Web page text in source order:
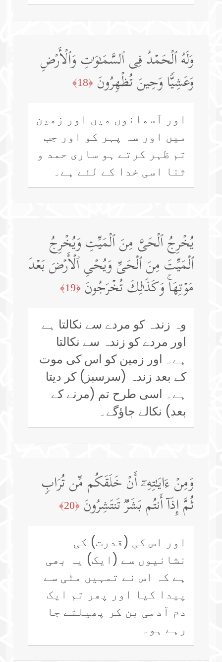
وَلَهُ ٱلۡحَمۡدُ فِی ٱلسَّمَـٰوَ ٰ⁠تِ وَٱلۡأَرۡضِ
وَعَشِیࣰّا وَحِینَ تُظۡهِرُونَ ﴿18﴾
اور آسمانوں میں اور زمین
میں اور سہ پہر کو اور جب
تم ظہر کرتے ہو ساری حمد و
ثنا اسی خدا کے لئے ہے۔
یُخۡرِجُ ٱلۡحَیَّ مِنَ ٱلۡمَیِّتِ وَیُخۡرِجُ
ٱلۡمَیِّتَ مِنَ ٱلۡحَیِّ وَیُحۡیِ ٱلۡأَرۡضَ بَعۡدَ
مَوۡتِهَاۚ وَكَذَ ٰ⁠لِكَ تُخۡرَجُونَ ﴿19﴾
وہ زندہ کو مردے سے نکالتا ہے
اور مردے کو زندہ سے نکالتا
ہے۔ اور زمین کو اس کی موت
کے بعد زندہ (سرسبز) کر دیتا
ہے۔ اسی طرح تم (مرنے کے
بعد) نکالے جاؤگے۔
وَمِنۡ ءَایَـٰتِهِۦۤ أَنۡ خَلَقَكُم مِّن تُرَابࣲ
ثُمَّ إِذَاۤ أَنتُم بَشَرࣱ تَنتَشِرُونَ ﴿20﴾
اور اس کی (قدرت) کی
نشانیوں سے (ایک) یہ بھی
ہے کہ اس نے تمہیں مٹی سے
پیدا کیا اور پھر تم ایک
دم آدمی بن کر پھیلتے جا
رہے ہو۔